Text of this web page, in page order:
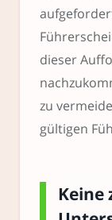
dieser
zu
gültigen
Keine